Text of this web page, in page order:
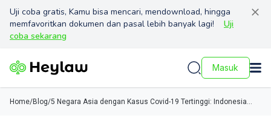
Uji coba gratis, Kamu bisa mencari, mendownload, hingga
memfavoritkan dokumen dan pasal lebih banyak lagi!
Uji
coba sekarang
Masuk
Home/Blog/5 Negara Asia dengan Kasus Covid-19 Tertinggi: Indonesia